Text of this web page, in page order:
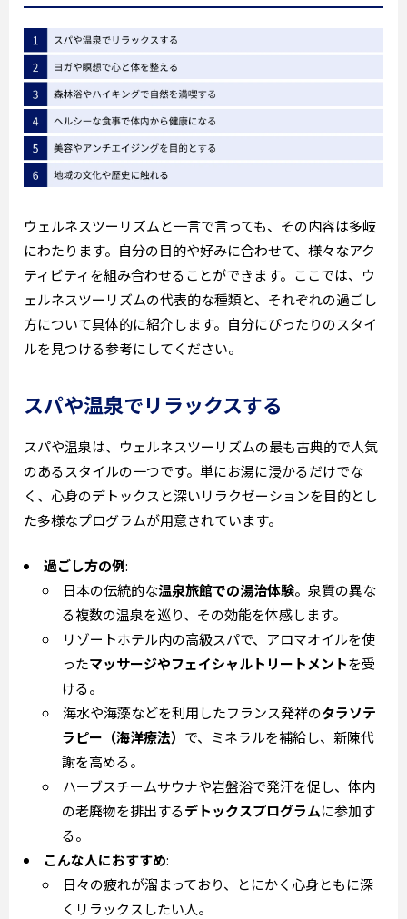
ウェルネスツーリズムと一言で言っても、その内容は多岐
にわたります。自分の目的や好みに合わせて、様々なアク
ティビティを組み合わせることができます。ここでは、ウ
ェルネスツーリズムの代表的な種類と、それぞれの過ごし
方について具体的に紹介します。自分にぴったりのスタイ
ルを見つける参考にしてください。
スパや温泉でリラックスする
スパや温泉は、ウェルネスツーリズムの最も古典的で人気
のあるスタイルの一つです。単にお湯に浸かるだけでな
く、心身のデトックスと深いリラクゼーションを目的とし
た多様なプログラムが用意されています。
過ごし方の例:
日本の伝統的な温泉旅館での湯治体験。泉質の異な
る複数の温泉を巡り、その効能を体感します。
リゾートホテル内の高級スパで、アロマオイルを使
ったマッサージやフェイシャルトリートメントを受
ける。
海水や海藻などを利用したフランス発祥のタラソテ
ラピー（海洋療法） で、ミネラルを補給し、新陳代
謝を高める。
ハーブスチームサウナや岩盤浴で発汗を促し、体内
の老廃物を排出するデトックスプログラムに参加す
る。
こんな人におすすめ:
日々の疲れが溜まっており、とにかく心身ともに深
くリラックスしたい人。